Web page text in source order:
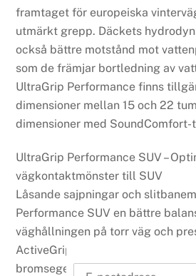
framtaget för europeiska
utmärkt grepp. Däckets
också bättre motstånd mot
som de främjar bortledning av
UltraGrip Performance finns
dimensioner mellan 15 och 22
dimensioner med SoundComfort-
UltraGrip Performance SUV –
vägkontaktmönster till SUV
Låsande sajpningar och
Performance SUV en bättre
väghållningen på torr väg och
ActiveGrip-tekniken ger däcket
bromsegenskaper samtidigt som